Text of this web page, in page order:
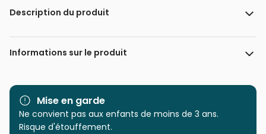
Description du produit
Misstigri
Informations sur le produit
Marque Grafika
Catégorie
Puzzles - Hommes et
Mise en garde
Ne convient pas aux enfants de moins de 3 ans.
Risque d'étouffement.